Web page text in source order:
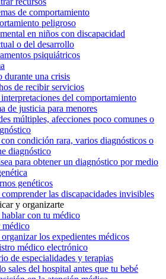
de comportamiento
peligroso
en niños con discapacidad
o del desarrollo
psiquiátricos
durante una crisis
de recibir servicios
del comportamiento
de justicia para menores
múltiples, afecciones poco comunes o
condición rara, varios diagnósticos o
diagnóstico
para obtener un diagnóstico por medio
genéticos
las discapacidades invisibles
y organizarte
con tu médico
los expedientes médicos
médico electrónico
de especialidades y terapias
sales del hospital antes que tu bebé